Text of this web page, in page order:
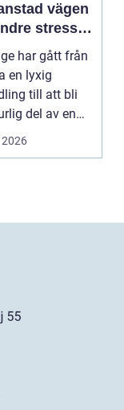
vägen
stress
energi i
har gått från
en lyxig
till att bli
del av en